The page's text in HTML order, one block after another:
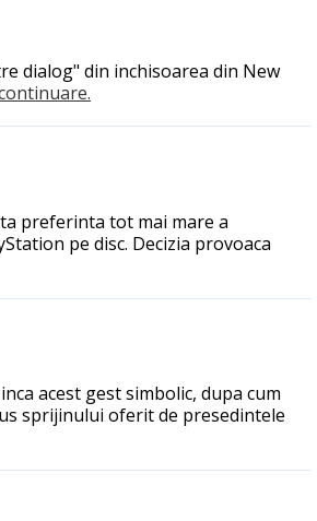
dialog" din inchisoarea din New
preferinta tot mai mare a
pe disc. Decizia provoaca
acest gest simbolic, dupa cum
sprijinului oferit de presedintele